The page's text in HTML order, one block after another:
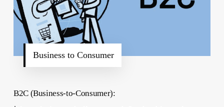
Business to Consumer
B2C (Business-to-Consumer):